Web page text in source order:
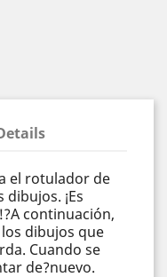
el rotulador de
¡Es
continuación,
dibujos que
Cuando se
de?nuevo.